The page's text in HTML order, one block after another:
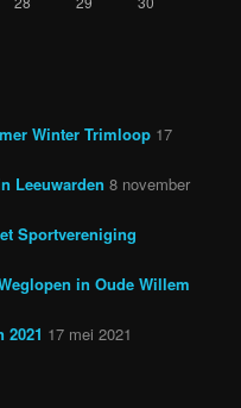
Winter Trimloop 17
Leeuwarden 8 november
Sportvereniging
in Oude Willem
17 mei 2021